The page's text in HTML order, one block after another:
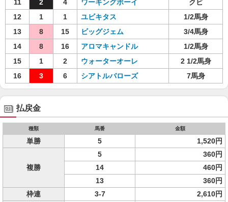
11
2 4 ワーキングボーイ
クビ
12
1 1 ユビキタス
1/2馬身
13
8 15 ビッグジェム
3/4馬身
14
8 16 アロマキャンドル
1/2馬身
15
1 2 ウォーターオーレ
2 1/2馬身
16
3 6 シアトルバローズ 7馬身
払戻金
種類 馬番 金額
単勝 5 1,520円
複勝
5
360円
14
460円
13
360円
枠連
3-7
2,610円